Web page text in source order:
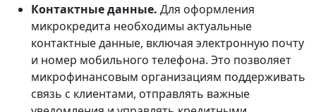
Контактные данные. Для оформления
микрокредита необходимы актуальные
контактные данные, включая электронную почту
и номер мобильного телефона. Это позволяет
микрофинансовым организациям поддерживать
связь с клиентами, отправлять важные